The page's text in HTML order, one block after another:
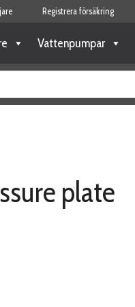
Registrera försäkring
Vattenpumpar
plate